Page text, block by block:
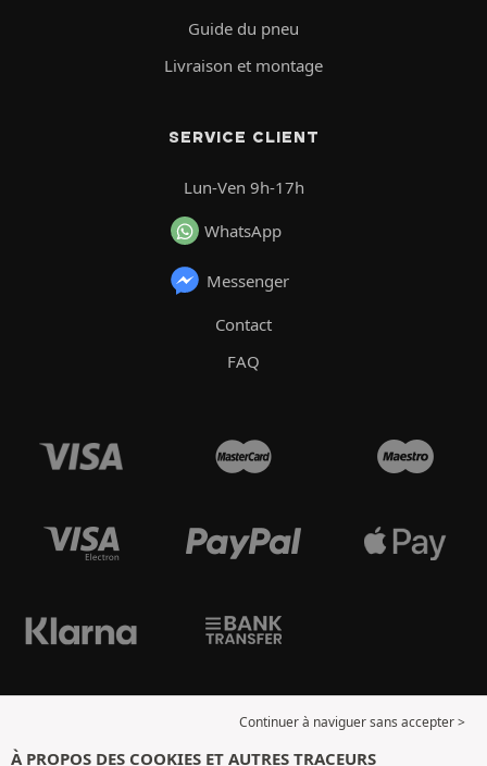
Guide du pneu
Livraison et montage
SERVICE CLIENT
Lun-Ven 9h-17h
WhatsApp
Messenger
Contact
FAQ
Continuer à naviguer sans accepter >
À PROPOS DES COOKIES ET AUTRES TRACEURS